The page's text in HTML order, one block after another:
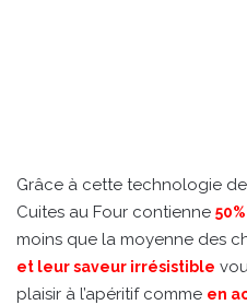
Grâce à cette technologie
Cuites au Four contienne
moins que la moyenne des
et leur saveur irrésistible
plaisir à l’apéritif comme en